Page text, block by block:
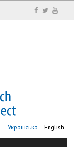
Українська English